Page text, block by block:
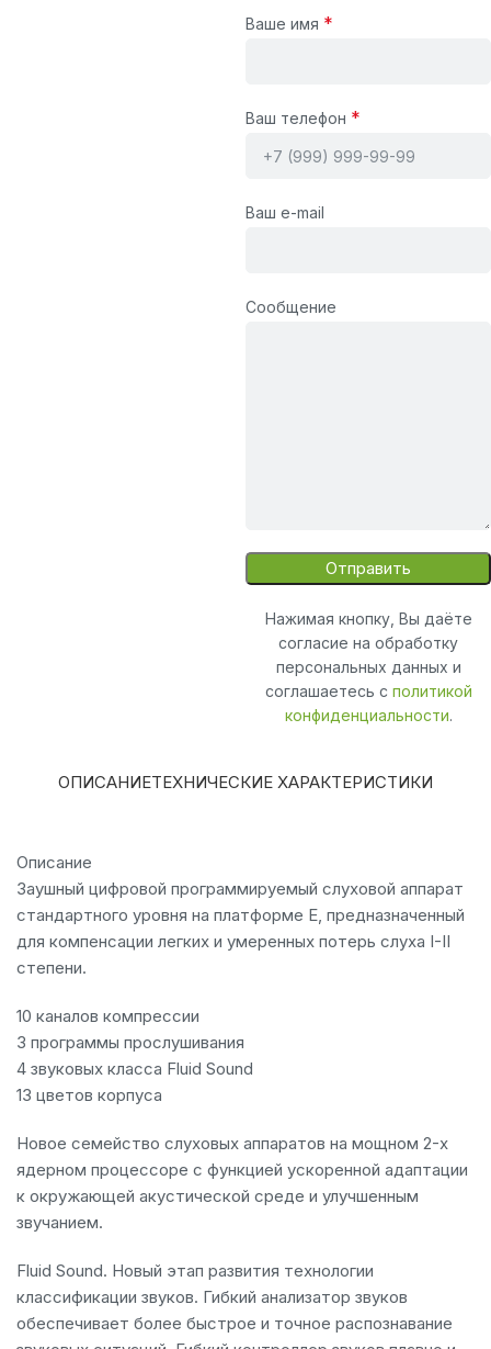
Ваше имя *
Ваш телефон *
Ваш e-mail
Сообщение
Нажимая кнопку, Вы даёте
согласие на обработку
персональных данных и
соглашаетесь с политикой
конфиденциальности.
ОПИСАНИЕТЕХНИЧЕСКИЕ ХАРАКТЕРИСТИКИ
Описание
Заушный цифровой программируемый слуховой аппарат
стандартного уровня на платформе E, предназначенный
для компенсации легких и умеренных потерь слуха I-II
степени.
10 каналов компрессии
3 программы прослушивания
4 звуковых класса Fluid Sound
13 цветов корпуса
Новое семейство слуховых аппаратов на мощном 2-х
ядерном процессоре с функцией ускоренной адаптации
к окружающей акустической среде и улучшенным
звучанием.
Fluid Sound. Новый этап развития технологии
классификации звуков. Гибкий анализатор звуков
обеспечивает более быстрое и точное распознавание